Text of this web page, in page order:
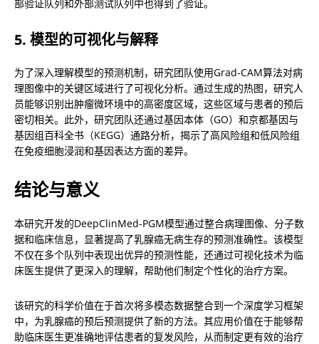
部验证队列和外部测试队列中也得到了验证。
5. 模型的可视化与解释
为了深入理解模型的预测机制，研究团队使用Grad-CAM算法对病
理图像中的关键区域进行了可视化分析。通过生成的热图，研究人
员能够识别出肿瘤微环境中的高密度区域，这些区域与患者的预后
密切相关。此外，研究团队还通过基因本体（GO）和京都基因与
基因组百科全书（KEGG）通路分析，揭示了高风险组和低风险组
在免疫细胞浸润和基因表达方面的差异。
结论与意义
本研究开发的DeepClinMed-PGM模型通过整合病理图像、分子数
据和临床信息，显著提高了乳腺癌无病生存的预测准确性。该模型
不仅在多个队列中表现出优异的预测性能，还通过可视化技术为临
床医生提供了更深入的理解，帮助他们制定个性化的治疗方案。
该研究的科学价值在于首次将多模态数据整合到一个深度学习框架
中，为乳腺癌的预后预测提供了新的方法。其应用价值在于能够帮
助临床医生更准确地评估患者的复发风险，从而制定更有效的治疗